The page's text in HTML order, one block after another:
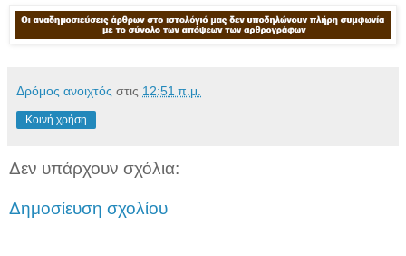
Δρόμος ανοιχτός στις 12:51 π.μ.
Κοινή χρήση
Δεν υπάρχουν σχόλια:
Δημοσίευση σχολίου